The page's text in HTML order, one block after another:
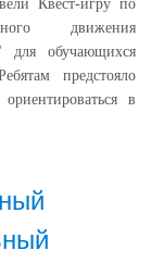
Квест-игру по
движения
для обучающихся
предстояло
в